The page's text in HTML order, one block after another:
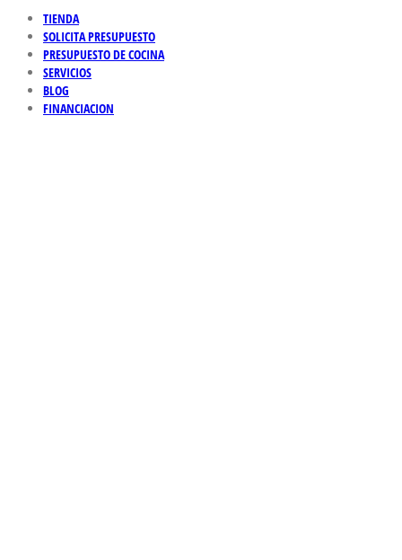
TIENDA
SOLICITA PRESUPUESTO
PRESUPUESTO DE COCINA
SERVICIOS
BLOG
FINANCIACION